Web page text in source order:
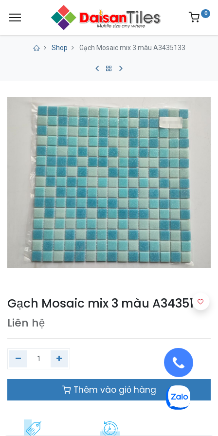
0
Shop Gạch Mosaic mix 3 màu A3435133
Gạch Mosaic mix 3 màu A3435133
Liên hệ
Thêm vào giỏ hàng